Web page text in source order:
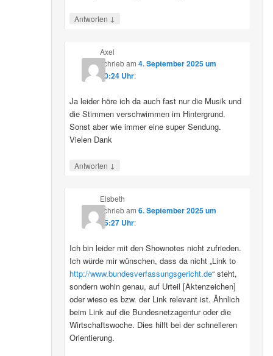
Antworten ↓
Axel
schriebam 4. September 2025 um
10:24 Uhr:
Ja leider höre ich da auch fast nur die Musik und
die Stimmen verschwimmen im Hintergrund.
Sonst aber wie immer eine super Sendung.
Vielen Dank
Antworten ↓
Elsbeth
schriebam 6. September 2025 um
15:27 Uhr:
Ich bin leider mit den Shownotes nicht zufrieden.
Ich würde mir wünschen, dass da nicht „Link to
http://www.bundesverfassungsgericht.de“ steht,
sondern wohin genau, auf Urteil [Aktenzeichen]
oder wieso es bzw. der Link relevant ist. Ähnlich
beim Link auf die Bundesnetzagentur oder die
Wirtschaftswoche. Dies hilft bei der schnelleren
Orientierung.